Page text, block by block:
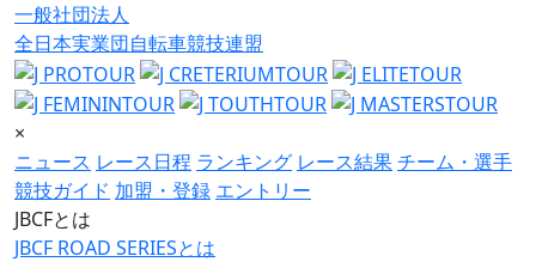
一般社団法人
全日本実業団自転車競技連盟
×
ニュース レース日程 ランキング レース結果チーム・選手
競技ガイド 加盟・登録 エントリー
JBCFとは
JBCF ROAD SERIESとは